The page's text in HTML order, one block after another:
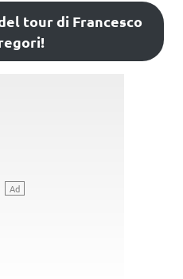
tour di Francesco